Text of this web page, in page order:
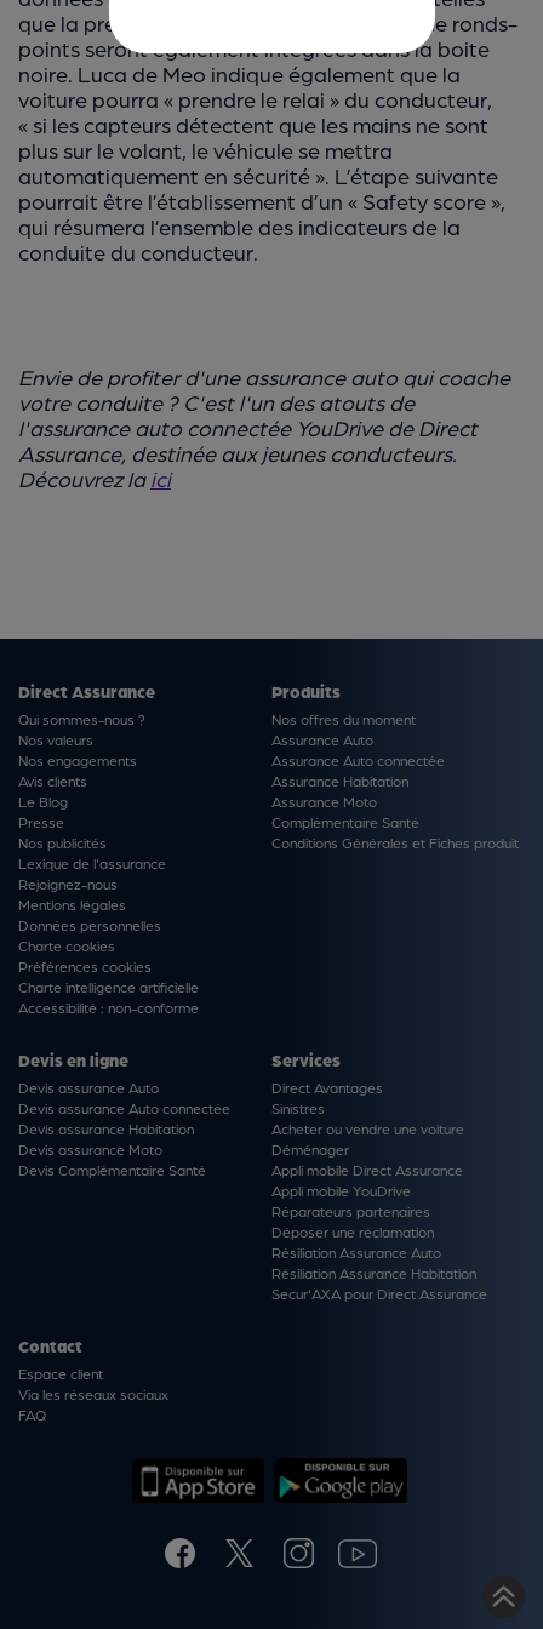
que la présence de virages dangereux et de ronds-
points seront également intégrées dans la boite
noire. Luca de Meo indique également que la
voiture pourra « prendre le relai » du conducteur,
« si les capteurs détectent que les mains ne sont
plus sur le volant, le véhicule se mettra
automatiquement en sécurité ». L’étape suivante
pourrait être l’établissement d’un « Safety score »,
qui résumera l’ensemble des indicateurs de la
conduite du conducteur.
Envie de profiter d'une assurance auto qui coache
votre conduite ? C'est l'un des atouts de
l'assurance auto connectée YouDrive de Direct
Assurance, destinée aux jeunes conducteurs.
Découvrez laici
Direct Assurance
Qui sommes-nous ?
Nos valeurs
Nos engagements
Avis clients
Le Blog
Presse
Nos publicités
Lexique de l'assurance
Rejoignez-nous
Mentions légales
Données personnelles
Charte cookies
Préférences cookies
Charte intelligence artificielle
Accessibilité : non-conforme
Produits
Nos offres du moment
Assurance Auto
Assurance Auto connectée
Assurance Habitation
Assurance Moto
Complémentaire Santé
Conditions Générales et Fiches produit
Devis en ligne
Devis assurance Auto
Devis assurance Auto connectée
Devis assurance Habitation
Devis assurance Moto
Devis Complémentaire Santé
Services
Direct Avantages
Sinistres
Acheter ou vendre une voiture
Déménager
Appli mobile Direct Assurance
Appli mobile YouDrive
Réparateurs partenaires
Déposer une réclamation
Résiliation Assurance Auto
Résiliation Assurance Habitation
Secur'AXA pour Direct Assurance
Contact
Espace client
Via les réseaux sociaux
FAQ